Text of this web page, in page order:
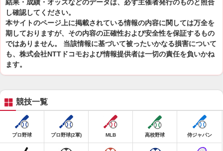
結果・成績・オッズなどのデータは、必ず主催者発行のものと照合
し確認してください。
本サイトのページ上に掲載されている情報の内容に関しては万全を
期しておりますが、その内容の正確性および安全性を保証するもの
ではありません。 当該情報に基づいて被ったいかなる損害について
も、株式会社NTTドコモおよび情報提供者は一切の責任を負いかね
ます。
競技一覧
プロ野球 プロ野球(2軍) MLB 高校野球 侍ジャパン